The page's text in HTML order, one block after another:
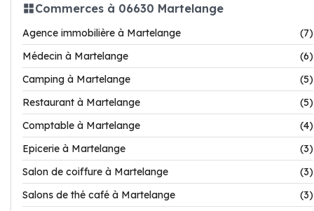
Commerces à 06630 Martelange
Agence immobilière à Martelange
(7)
Médecin à Martelange
(6)
Camping à Martelange
(5)
Restaurant à Martelange
(5)
Comptable à Martelange
(4)
Epicerie à Martelange
(3)
Salon de coiffure à Martelange
(3)
Salons de thé café à Martelange
(3)